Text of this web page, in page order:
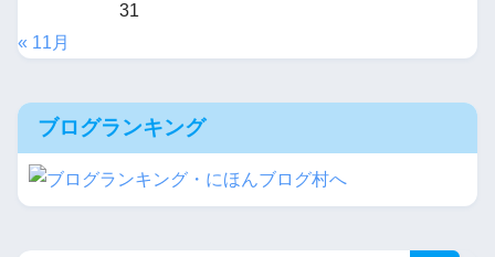
31
« 11月
ブログランキング